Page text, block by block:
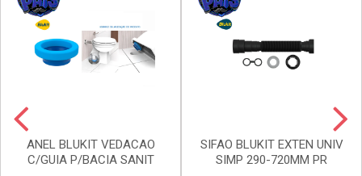
ANEL BLUKIT VEDACAO
C/GUIA P/BACIA SANIT
SIFAO BLUKIT EXTEN UNIV
SIMP 290-720MM PR